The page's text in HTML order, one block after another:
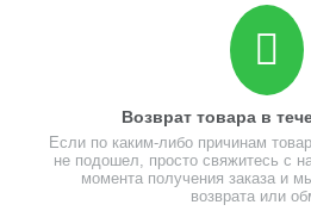
Возврат товара в
Если по каким-либо причинам
не подошел, просто свяжитесь с
момента получения заказа и
возврата или